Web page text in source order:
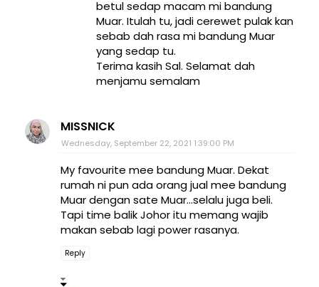
betul sedap macam mi bandung
Muar. Itulah tu, jadi cerewet pulak kan
sebab dah rasa mi bandung Muar
yang sedap tu.
Terima kasih Sal. Selamat dah
menjamu semalam
MISSNICK
Wednesday, September 22, 2021 1:39:00 PM
My favourite mee bandung Muar. Dekat
rumah ni pun ada orang jual mee bandung
Muar dengan sate Muar...selalu juga beli.
Tapi time balik Johor itu memang wajib
makan sebab lagi power rasanya.
Reply